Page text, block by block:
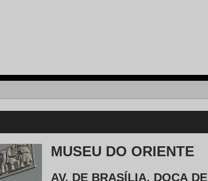
MUSEU DO ORIENTE
AV. DE BRASÍLIA, DOCA DE